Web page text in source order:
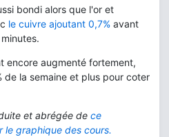
bondi alors que l'or et
le cuivre ajoutant 0,7% avant
encore augmenté fortement,
de la semaine et plus pour coter
et abrégée de ce
le graphique des cours.